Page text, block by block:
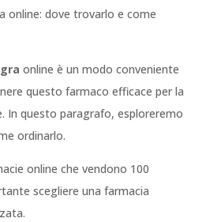
online: dove trovarlo e come
online è un modo conveniente
questo farmaco efficace per la
In questo paragrafo, esploreremo
ordinarlo.
online che vendono 100
scegliere una farmacia